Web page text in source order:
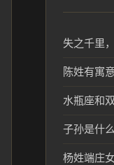
陈姓有寓
杨姓端庄